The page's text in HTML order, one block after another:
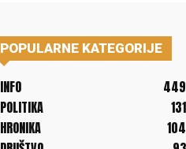
POPULARNE KATEGORIJE
INFO
POLITIKA
HRONIKA